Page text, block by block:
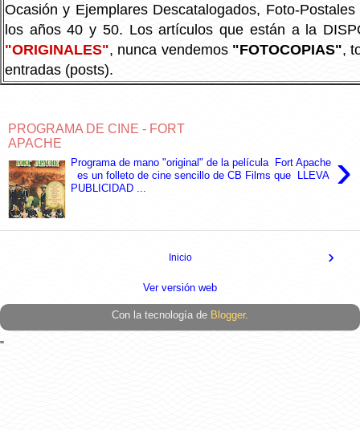
Ocasión y Ejemplares Descatalogados, Foto-
los años 40 y 50. Los artículos que están a la
"ORIGINALES", nunca vendemos "FOTOCOPIAS",
entradas (posts).
PROGRAMA DE CINE - FORT
APACHE
›
Programa de mano "original" de la película Fort Apache
es un folleto de cine sencillo de CB Films que LLEVA
PUBLICIDAD ...
›
Inicio
Ver versión web
Con la tecnología de Blogger.
"